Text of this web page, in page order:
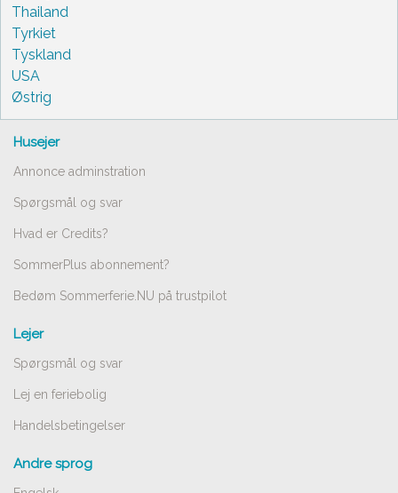
Thailand
Tyrkiet
Tyskland
USA
Østrig
Husejer
Annonce adminstration
Spørgsmål og svar
Hvad er Credits?
SommerPlus abonnement?
Bedøm Sommerferie.NU på trustpilot
Lejer
Spørgsmål og svar
Lej en feriebolig
Handelsbetingelser
Andre sprog